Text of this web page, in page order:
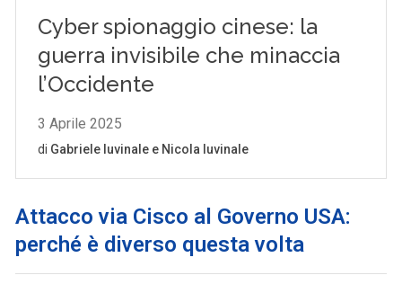
Attacco via Cisco al Governo USA:
perché è diverso questa volta